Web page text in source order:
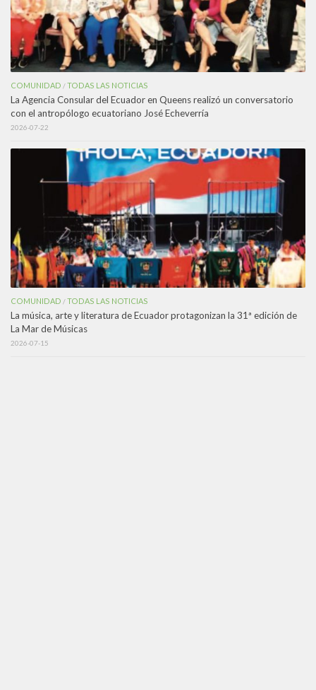
COMUNIDAD /TODAS LAS NOTICIAS
La Agencia Consular del Ecuador en Queens realizó un conversatorio
con el antropólogo ecuatoriano José Echeverría
2026-07-22
COMUNIDAD /TODAS LAS NOTICIAS
La música, arte y literatura de Ecuador protagonizan la 31ª edición de
La Mar de Músicas
2026-07-15